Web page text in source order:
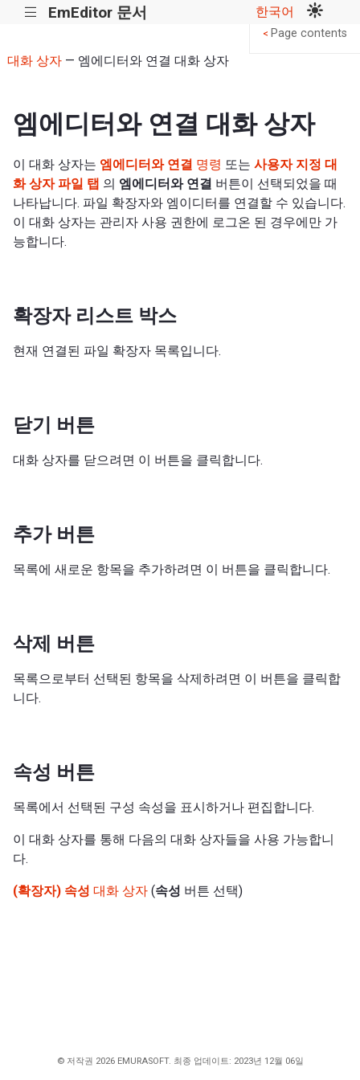
||| EmEditor 문서 한국어
대화 상자— 엠에디터와 연결 대화 상자
엠에디터와 연결 대화 상자
이 대화 상자는 엠에디터와 연결 명령 또는 사용자 지정 대
화 상자 파일 탭 의 엠에디터와 연결 버튼이 선택되었을 때
나타납니다. 파일 확장자와 엠이디터를 연결할 수 있습니다.
이 대화 상자는 관리자 사용 권한에 로그온 된 경우에만 가
능합니다.
확장자 리스트 박스
현재 연결된 파일 확장자 목록입니다.
닫기 버튼
대화 상자를 닫으려면 이 버튼을 클릭합니다.
추가 버튼
목록에 새로운 항목을 추가하려면 이 버튼을 클릭합니다.
삭제 버튼
목록으로부터 선택된 항목을 삭제하려면 이 버튼을 클릭합
니다.
속성 버튼
목록에서 선택된 구성 속성을 표시하거나 편집합니다.
이 대화 상자를 통해 다음의 대화 상자들을 사용 가능합니
다.
(확장자) 속성 대화 상자 (속성 버튼 선택)
< Page contents
© 저작권 2026 EMURASOFT. 최종 업데이트: 2023년 12월 06일